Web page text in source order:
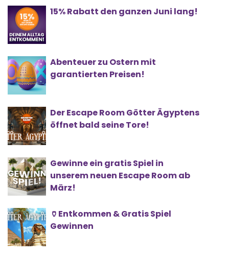
15% Rabatt den ganzen Juni lang!
Abenteuer zu Ostern mit
garantierten Preisen!
Der Escape Room Götter Ägyptens
öffnet bald seine Tore!
Gewinne ein gratis Spiel in
unserem neuen Escape Room ab
März!
🏺Entkommen & Gratis Spiel
Gewinnen